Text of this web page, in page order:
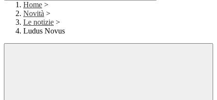
Home >
Novità >
Le notizie >
Ludus Novus